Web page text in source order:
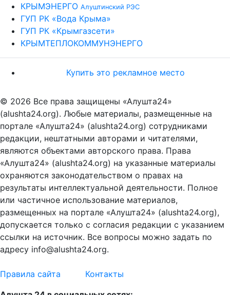
КРЫМЭНЕРГО Алуштинский РЭС
ГУП РК «Вода Крыма»
ГУП РК «Крымгазсети»
КРЫМТЕПЛОКОММУНЭНЕРГО
Купить это рекламное место
© 2026 Все права защищены «Алушта24»
(alushta24.org). Любые материалы, размещенные на
портале «Алушта24» (alushta24.org) сотрудниками
редакции, нештатными авторами и читателями,
являются объектами авторского права. Права
«Алушта24» (alushta24.org) на указанные материалы
охраняются законодательством о правах на
результаты интеллектуальной деятельности. Полное
или частичное использование материалов,
размещенных на портале «Алушта24» (alushta24.org),
допускается только с согласия редакции с указанием
ссылки на источник. Все вопросы можно задать по
адресу info@alushta24.org.
Правила сайта
Контакты